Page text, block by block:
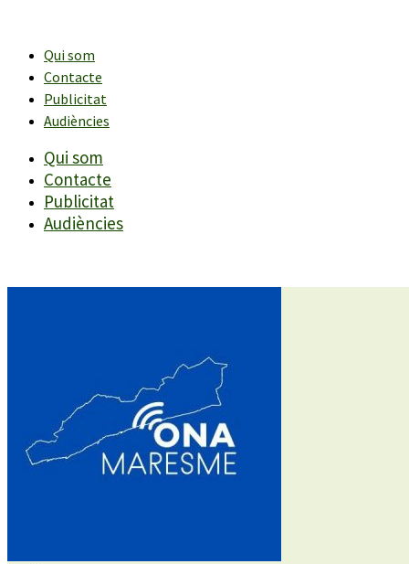
contingutQui som
Contacte
Publicitat
Audiències
Qui som
Contacte
Publicitat
Audiències